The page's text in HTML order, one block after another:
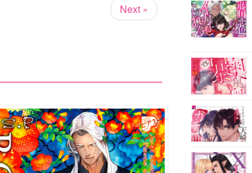
Next »